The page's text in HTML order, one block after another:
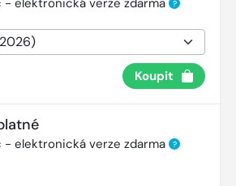
?
Koupit
- elektronická verze zdarma ?